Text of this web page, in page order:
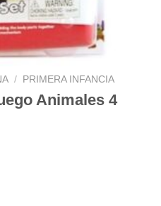
/ PRIMERA INFANCIA
Animales 4